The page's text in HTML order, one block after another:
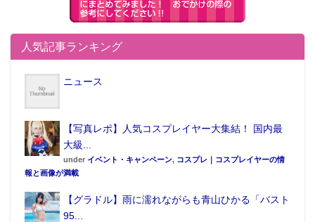
人気記事ランキング
ニュース
【写真レポ】人気コスプレイヤー大集結！ 国内最
大級...
under イベント・キャンペーン, コスプレ｜コスプレイヤーの情
報と画像が満載
【グラドル】雨に濡れながらも青山ひかる「バスト
95...